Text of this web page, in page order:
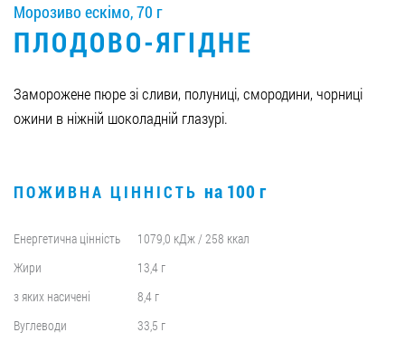
СТАТИ ПАРТНЕРОМ
0412 48 28 17
0412 42 29 23
Морозиво ескімо, 70 г
ПЛОДОВО-ЯГІДНЕ
Заморожене пюре зі сливи, полуниці, смородини, чорниці
ожини в ніжній шоколадній глазурі.
ПОЖИВНА ЦІННІСТЬ на 100 г
Енергетична цінність
1079,0 кДж / 258 ккал
Жири
13,4 г
з яких насичені
8,4 г
Вуглеводи
33,5 г